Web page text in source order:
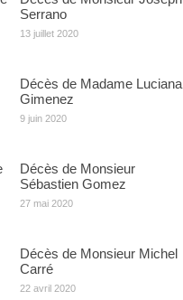
Serrano
13 juillet 2020
Décès de Madame Luciana
Gimenez
9 juin 2020
Décès de Monsieur
Sébastien Gomez
27 mai 2020
Décès de Monsieur Michel
Carré
22 avril 2020